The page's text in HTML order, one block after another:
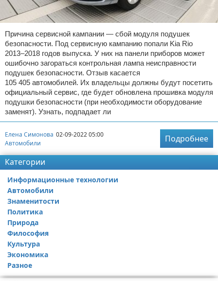
Причина сервисной кампании — сбой модуля подушек
безопасности. Под сервисную кампанию попали Kia Rio
2013–2018 годов выпуска. У них на панели приборов может
ошибочно загораться контрольная лампа неисправности
подушек безопасности. Отзыв касается
105 405 автомобилей. Их владельцы должны будут посетить
официальный сервис, где будет обновлена прошивка модуля
подушки безопасности (при необходимости оборудование
заменят). Узнать, подпадает ли
Елена Симонова 02-09-2022 05:00
Автомобили
Подробнее
Категории
Информационные технологии
Автомобили
Знаменитости
Политика
Природа
Философия
Культура
Экономика
Разное